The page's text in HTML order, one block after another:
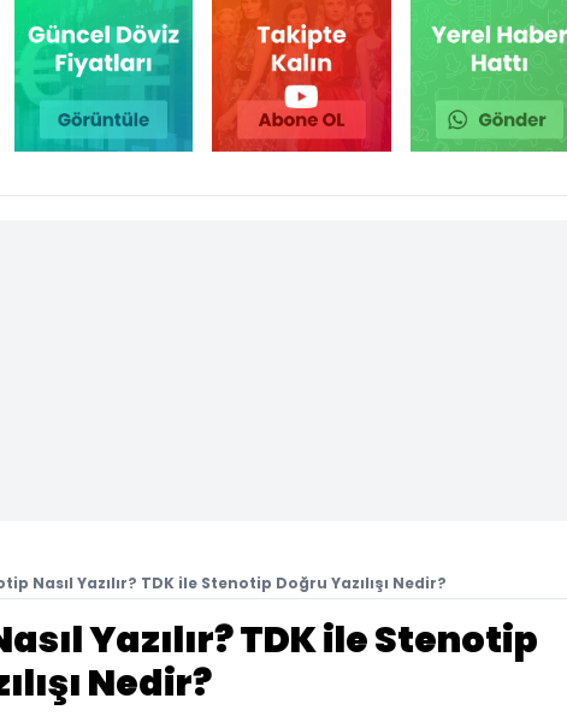
Nasıl Yazılır? TDK ile Stenotip Doğru Yazılışı Nedir?
Yazılır? TDK ile Stenotip
Nedir?